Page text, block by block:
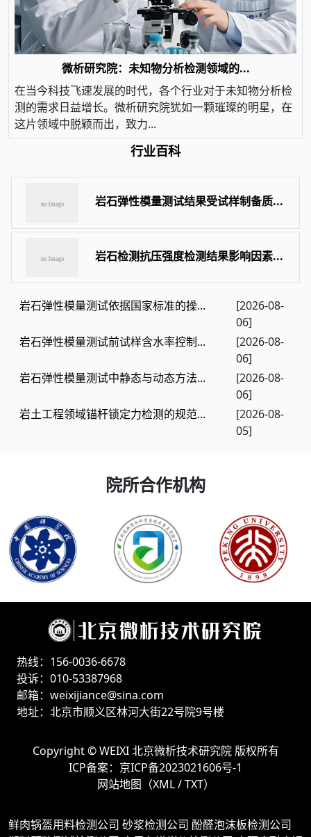
微析研究院：未知物分析检测领域的...
在当今科技飞速发展的时代，各个行业对于未知物分析检
测的需求日益增长。微析研究院犹如一颗璀璨的明星，在
这片领域中脱颖而出，致力...
行业百科
岩石弹性模量测试结果受试样制备质...
岩石检测抗压强度检测结果影响因素...
岩石弹性模量测试依据国家标准的操...
[2026-08-
06]
岩石弹性模量测试前试样含水率控制...
[2026-08-
06]
岩石弹性模量测试中静态与动态方法...
[2026-08-
06]
岩土工程领域锚杆锁定力检测的规范...
[2026-08-
05]
院所合作机构
热线：156-0036-6678
投诉：010-53387968
邮箱：weixijiance@sina.com
地址：北京市顺义区林河大街22号院9号楼
Copyright ©WEIXI 北京微析技术研究院版权所有
ICP备案： 京ICP备2023021606号-1
网站地图（XML/TXT）
鲜肉锅盔用料检测公司 砂浆检测公司 酚醛泡沫板检测公司